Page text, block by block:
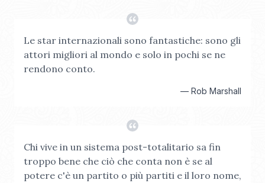
Le star internazionali sono fantastiche: sono gli
attori migliori al mondo e solo in pochi se ne
rendono conto.
— Rob Marshall
Chi vive in un sistema post-totalitario sa fin
troppo bene che ciò che conta non è se al
potere c'è un partito o più partiti e il loro nome,